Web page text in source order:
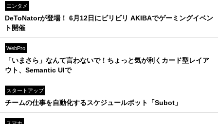
エンタメ
DeToNatorが登場！ 6月12日にビリビリ AKIBAでゲーミングイベン
ト開催
WebPro
「いまさら」なんて言わないで！ちょっと気が利くカード型レイア
ウト、Semantic UIで
スタートアップ
チームの仕事を自動化するスケジュールボット「Subot」